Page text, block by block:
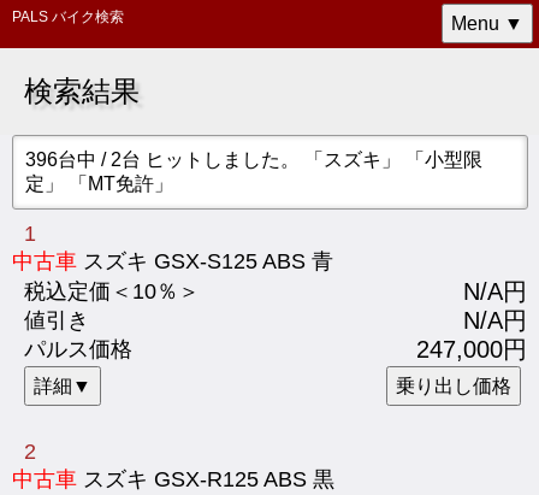
PALS バイク検索 Menu ▼
検索結果
396台中 / 2台 ヒットしました。 「スズキ」 「小型限
定」 「MT免許」
1
中古車 スズキ GSX-S125 ABS 青
税込定価＜10％＞
N/A円
値引き N/A円
パルス価格 247,000円
乗り出し価格
詳細▼
2
中古車 スズキ GSX-R125 ABS 黒